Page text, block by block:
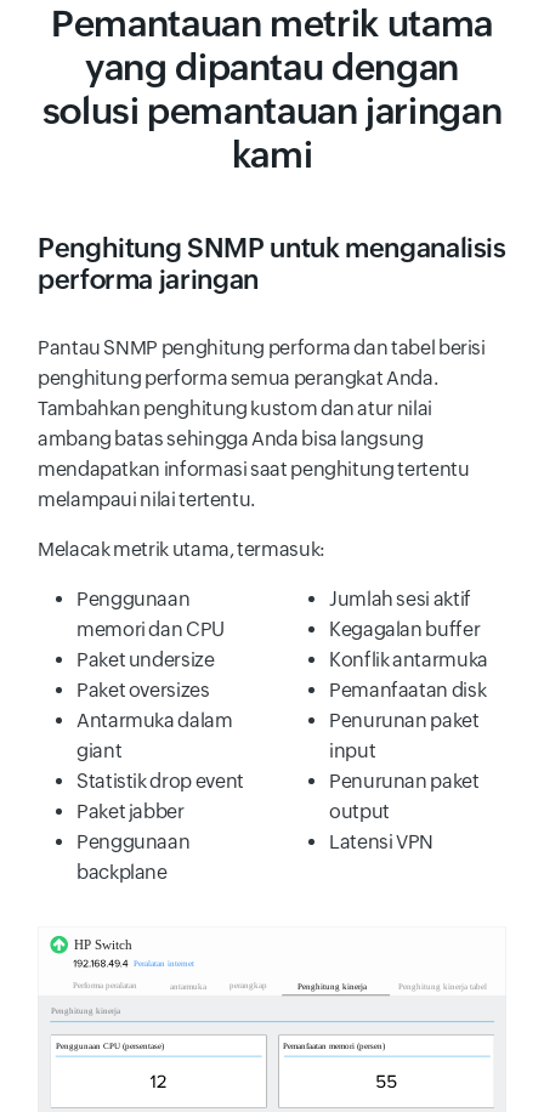
Pemantauan metrik utama
yang dipantau dengan
solusi pemantauan jaringan
kami
Penghitung SNMP untuk menganalisis
performa jaringan
Pantau SNMP penghitung performa dan tabel berisi
penghitung performa semua perangkat Anda.
Tambahkan penghitung kustom dan atur nilai
ambang batas sehingga Anda bisa langsung
mendapatkan informasi saat penghitung tertentu
melampaui nilai tertentu.
Melacak metrik utama, termasuk:
Penggunaan
memori dan CPU
Paket undersize
Paket oversizes
Antarmuka dalam
giant
Statistik drop event
Paket jabber
Penggunaan
backplane
Jumlah sesi aktif
Kegagalan buffer
Konflik antarmuka
Pemanfaatan disk
Penurunan paket
input
Penurunan paket
output
Latensi VPN